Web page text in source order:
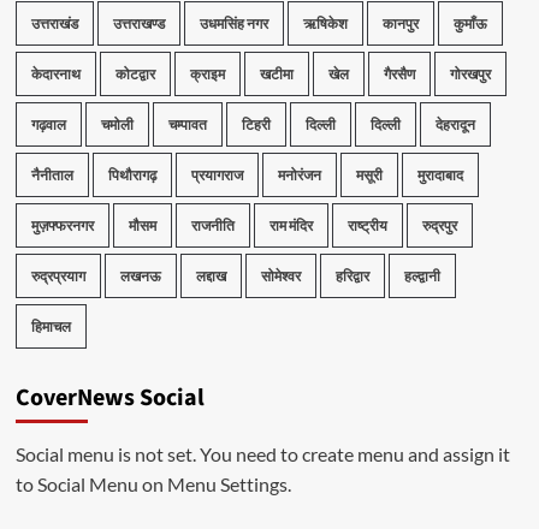
उत्तराखंड उत्तराखण्ड उधमसिंह नगर ऋषिकेश कानपुर कुमाँऊ
केदारनाथ कोटद्वार क्राइम खटीमा खेल गैरसैण गोरखपुर
गढ़वाल चमोली चम्पावत टिहरी दिल्ली दिल्ली देहरादून
नैनीताल पिथौरागढ़ प्रयागराज मनोरंजन मसूरी मुरादाबाद
मुज़फ्फरनगर मौसम राजनीति राम मंदिर राष्ट्रीय रुद्रपुर
रुद्रप्रयाग लखनऊ लद्दाख सोमेश्वर हरिद्वार हल्द्वानी
हिमाचल
CoverNews Social
Social menu is not set. You need to create menu and assign it
to Social Menu on Menu Settings.